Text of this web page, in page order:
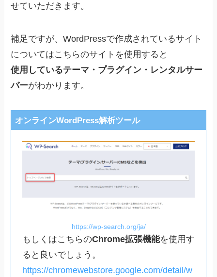
せていただきます。
補足ですが、WordPressで作成されているサイト
についてはこちらのサイトを使用すると
使用しているテーマ・プラグイン・レンタルサー
バーがわかります。
オンラインWordPress解析ツール
https://wp-search.org/ja/
もしくはこちらのChrome拡張機能を使用す
ると良いでしょう。
https://chromewebstore.google.com/detail/w